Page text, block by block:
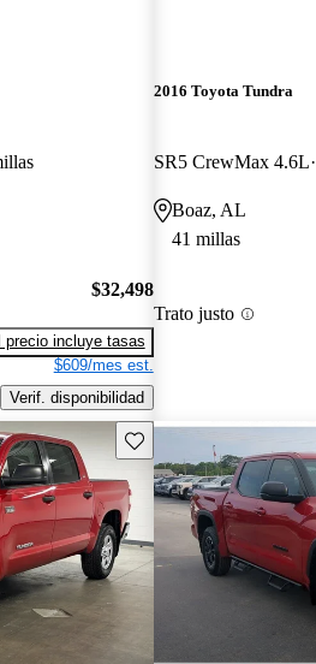
$32,498
precio incluye tasas
$609/mes est.
Verif. disponibilidad
2016 Toyota Tundra
SR5 CrewMax 4.6L
Boaz, AL
41 millas
Trato justo
Guarda este Aviso